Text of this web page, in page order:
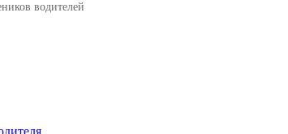
водителей